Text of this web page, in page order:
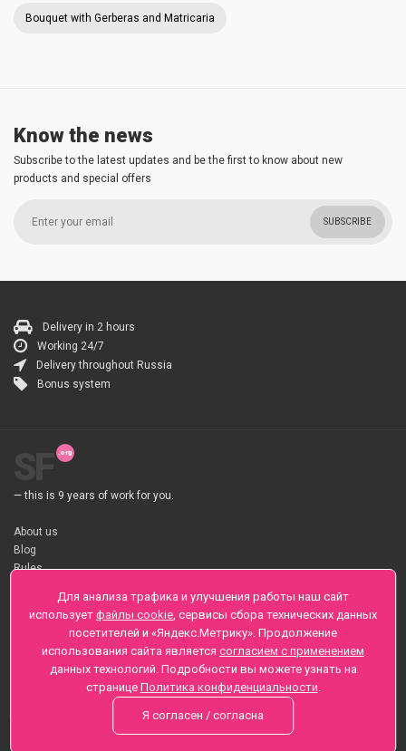
Bouquet with Gerberas and Matricaria
Know the news
Subscribe to the latest updates and be the first to know about new
products and special offers
SUBSCRIBE
Delivery in 2 hours
Working 24/7
Delivery throughout Russia
Bonus system
— this is 9 years of work for you.
About us
Blog
Rules
About flower Delivery
Payment
Telegramm
Sankt-Peterburg, Zaozernaya 6
+7 (812) 425-01-16
Questions? Call 24 hours
Для анализа трафика и улучшения работы наш сайт
использует файлы cookie, сервисы сбора технических данных
посетителей и «Яндекс.Метрику». Продолжение
использования сайта является согласием с применением
данных технологий. Подробности вы можете узнать на
странице Политика конфиденциальности.
Я согласен / согласна